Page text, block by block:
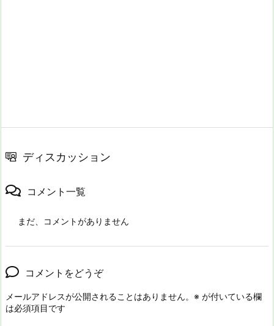
ディスカッション
コメント一覧
まだ、コメントがありません
コメントをどうぞ
メールアドレスが公開されることはありません。 ※ が付いている欄
は必須項目です